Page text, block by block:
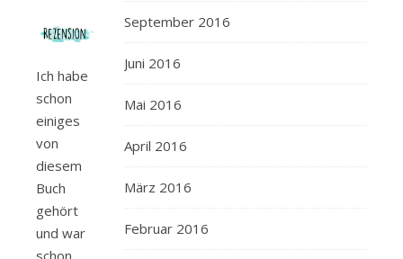
Ich habe
schon
einiges
von
diesem
Buch
gehört
und war
schon
September 2016
Juni 2016
Mai 2016
April 2016
März 2016
Februar 2016